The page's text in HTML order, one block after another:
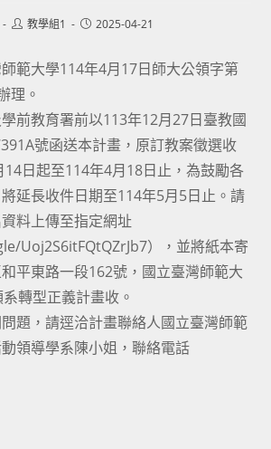
Post教學組1
Post2025-04-21
範大學114年4月17日師大公領字第
理。
前教育署前以113年12月27日臺教國
號函送本計畫，原訂教案徵選收
日起至114年4月18日止，為鼓勵各
延長收件日期至114年5月5日止。請
料上傳至指定網址
Uoj2S6itFQtQZrJb7），並將紙本寄
平東路一段162號，國立臺灣師範大
轉型正義計畫收。
題，請逕洽計畫聯絡人國立臺灣師範
領導學系陳小姐，聯絡電話